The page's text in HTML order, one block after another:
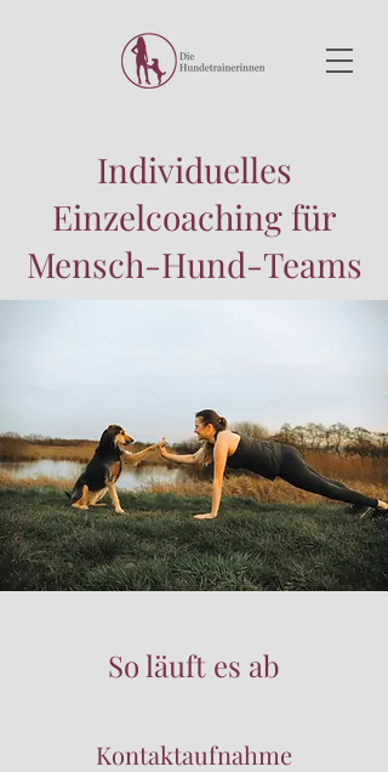
Individuelles
Einzelcoaching für
Mensch-Hund-Teams
So läuft es ab
Kontaktaufnahme